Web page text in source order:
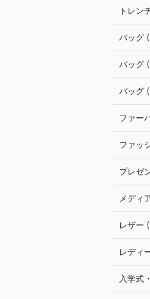
トレン
バッグ
バッグ
バッグ
ファー
ファッ
プレゼ
メディ
レザー
レディ
入学式